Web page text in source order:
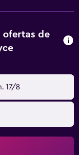
de cama y toallas.
desayuno
ciclismo.
y
9,2 km. El
Ignacy Jan
ofertas de
17/8